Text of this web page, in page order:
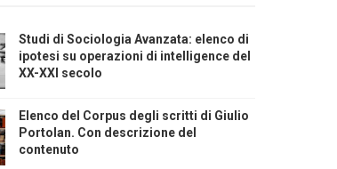
Studi di Sociologia Avanzata: elenco di
ipotesi su operazioni di intelligence del
XX-XXI secolo
Elenco del Corpus degli scritti di Giulio
Portolan. Con descrizione del
contenuto